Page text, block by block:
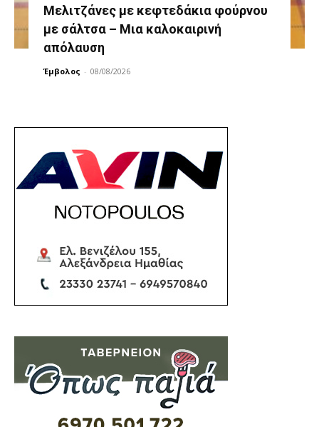
Μελιτζάνες με κεφτεδάκια φούρνου
με σάλτσα – Μια καλοκαιρινή
απόλαυση
Έμβολος - 08/08/2026